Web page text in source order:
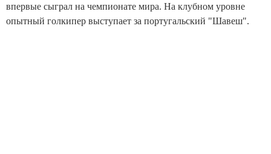
впервые сыграл на чемпионате мира. На клубном уровне
опытный голкипер выступает за португальский "Шавеш".